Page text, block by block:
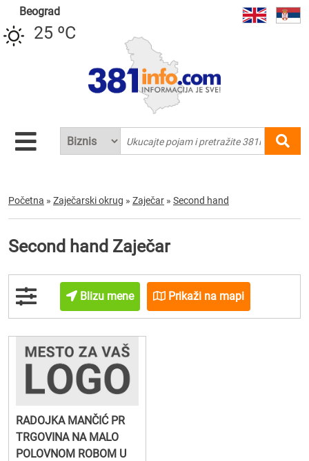
Beograd
25 ºC
Početna » Zaječarski okrug » Zaječar » Second hand
Second hand Zaječar
Blizu mene Prikaži na mapi
RADOJKA MANČIĆ PR
TRGOVINA NA MALO
POLOVNOM ROBOM U